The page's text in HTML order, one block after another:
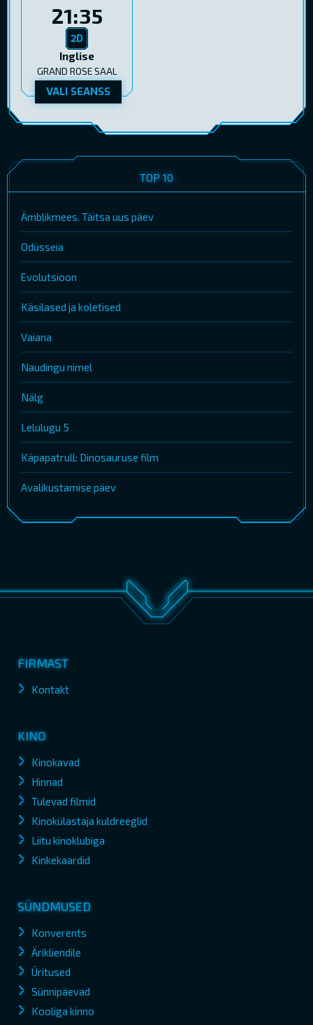
21:35
Inglise
GRAND ROSE SAAL
VALI SEANSS
TOP 10
Ämblikmees. Täitsa uus päev
Odüsseia
Evolutsioon
Käsilased ja koletised
Vaiana
Naudingu nimel
Nälg
Lelulugu 5
Käpapatrull: Dinosauruse film
Avalikustamise päev
FIRMAST
Kontakt
KINO
Kinokavad
Hinnad
Tulevad filmid
Kinokülastaja kuldreeglid
Liitu kinoklubiga
Kinkekaardid
SÜNDMUSED
Konverents
Ärikliendile
Üritused
Sünnipäevad
Kooliga kinno